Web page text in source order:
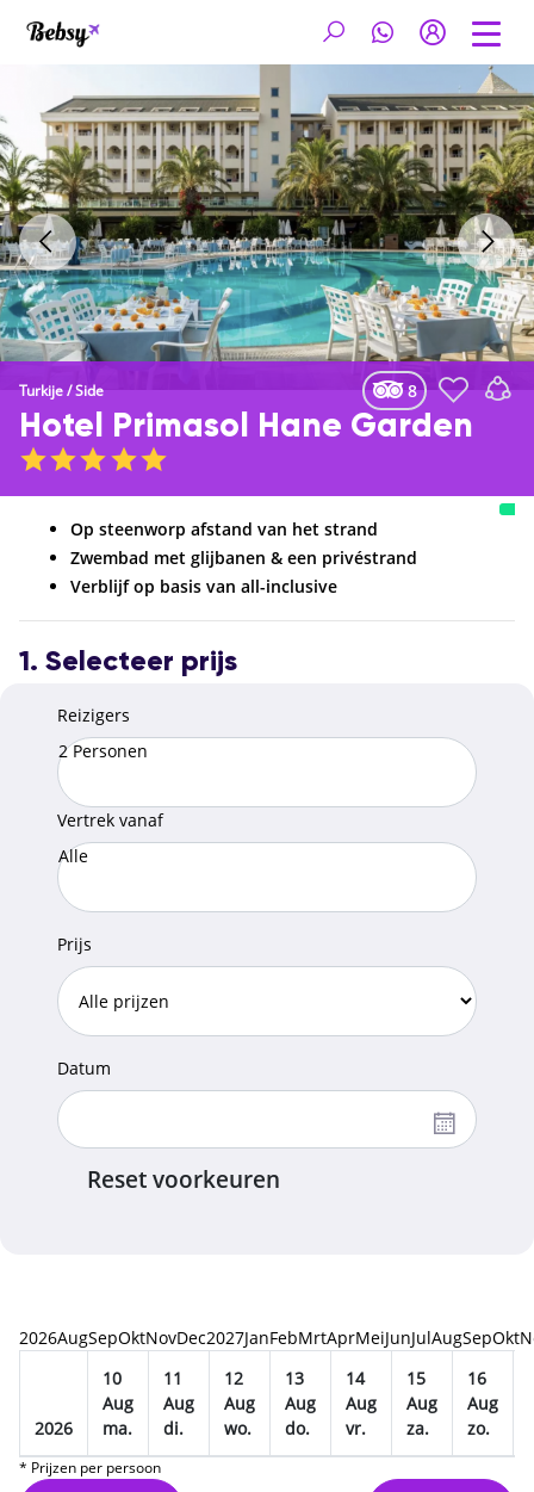
Turkije/Side 8
Hotel Primasol Hane Garden
Op steenworp afstand van het strand
Zwembad met glijbanen & een privéstrand
Verblijf op basis van all-inclusive
1. Selecteer prijs
Reizigers
2 Personen
Vertrek vanaf
Alle
Prijs
Datum
Reset voorkeuren
2026AugSepOktNovDec2027JanFebMrtAprMeiJunJulAugSepOkt
2026
10
Aug
ma.
11
Aug
di.
12
Aug
wo.
13
Aug
do.
14
Aug
vr.
15
Aug
za.
16
Aug
zo.
* Prijzen per persoon